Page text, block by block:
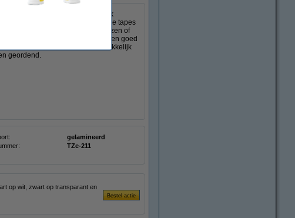
de Aanbieding: 123inkt huismerk
en wit op zwart). Deze handige tapes
een label, markeer opbergdozen of
beletteringsprinter. De tapes blijven goed
voor overzicht en vindt u alles makkelijk
geordend.
gelamineerd
TZe-211
op wit, zwart op transparant en